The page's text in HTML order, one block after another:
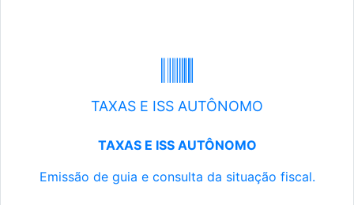
TAXAS E ISS AUTÔNOMO
TAXAS E ISS AUTÔNOMO
Emissão de guia e consulta da situação fiscal.